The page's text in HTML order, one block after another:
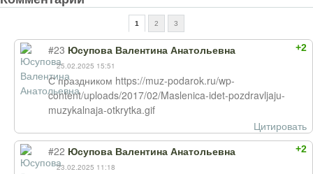
1 2 3
+2
#23 Юсупова Валентина Анатольевна
25.02.2025 15:51
С праздником https://muz-podarok.ru/wp-
content/uploads/2017/02/Maslenica-idet-pozdravljaju-
muzykalnaja-otkrytka.gif
Цитировать
+2
#22 Юсупова Валентина Анатольевна
23.02.2025 11:18